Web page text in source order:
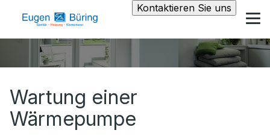
Kontaktieren Sie uns
Wartung einer
Wärmepumpe